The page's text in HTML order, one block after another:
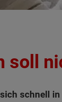
soll
schnell in